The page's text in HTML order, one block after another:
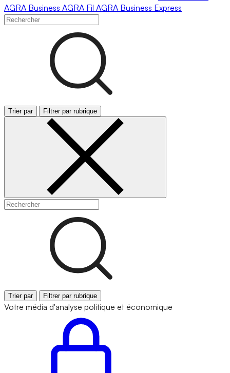
AGRA Business AGRA Fil AGRA Business Express
Trier par Filtrer par rubrique
Trier par Filtrer par rubrique
Votre média d'analyse politique et économique